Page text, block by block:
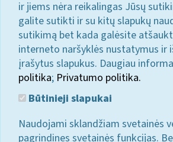
ir jiems nėra reikalingas Jūsų
galite sutikti ir su kitų slapukų
sutikimą bet kada galėsite
interneto naršyklės nustatymus ir
įrašytus slapukus. Daugiau
politika; Privatumo politika.
Būtinieji slapukai
Naudojami sklandžiam svetainės
pagrindines svetainės funkcijas.